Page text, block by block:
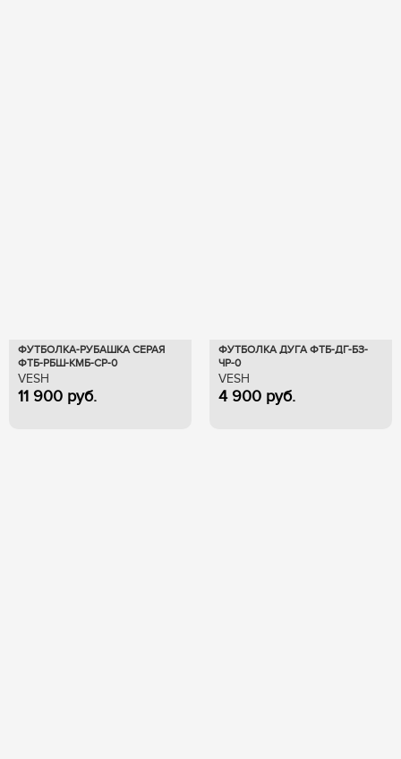
ФУТБОЛКА-РУБАШКА СЕРАЯ
ФТБ-РБШ-КМБ-СР-0
VESH
11 900 руб.
ФУТБОЛКА ДУГА ФТБ-ДГ-БЗ-
ЧР-0
VESH
4 900 руб.